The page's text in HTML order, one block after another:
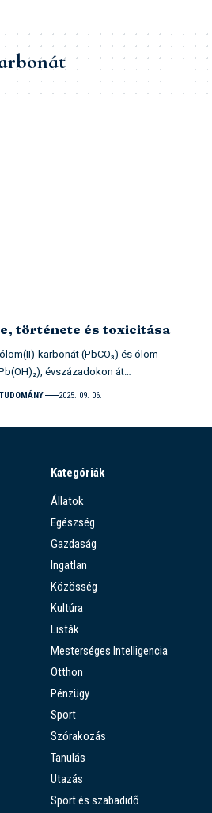
története és toxicitása
karbonát (PbCO₃) és ólom-
évszázadokon át…
2025. 09. 06.
Kategóriák
Állatok
Egészség
Gazdaság
Ingatlan
Közösség
Kultúra
Listák
Mesterséges Intelligencia
Otthon
Pénzügy
Sport
Szórakozás
Tanulás
Utazás
Sport és szabadidő